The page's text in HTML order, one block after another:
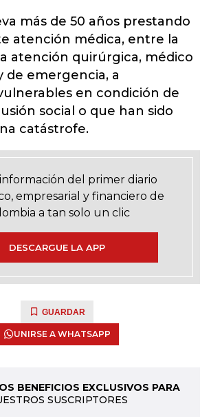
más de 50 años prestando
atención médica, entre la
atención quirúrgica, médico
de emergencia, a
en condición de
social o que han sido
catástrofe.
del primer diario
empresarial y financiero de
a tan solo un clic
DESCARGUE LA APP
GUARDAR
UNIRSE A WHATSAPP
BENEFICIOS EXCLUSIVOS PARA
SUSCRIPTORES